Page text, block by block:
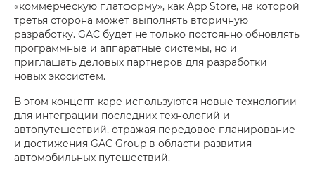
«коммерческую платформу», как App Store, на которой
третья сторона может выполнять вторичную
разработку. GAC будет не только постоянно обновлять
программные и аппаратные системы, но и
приглашать деловых партнеров для разработки
новых экосистем.
В этом концепт-каре используются новые технологии
для интеграции последних технологий и
автопутешествий, отражая передовое планирование
и достижения GAC Group в области развития
автомобильных путешествий.